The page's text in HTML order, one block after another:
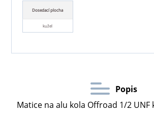
Dosedací plocha
kužel
Popis
Matice na alu kola Offroad 1/2 UNF